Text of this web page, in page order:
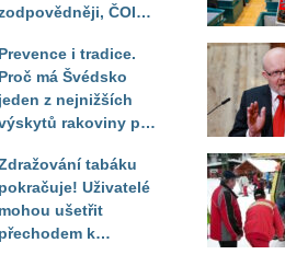
ČOI
problém v prodeji
alkoholu mladistvým
Prevence i tradice.
Proč má Švédsko
jeden z nejnižších
rakoviny plic
tabáku
pokračuje! Uživatelé
mohou ušetřit
přechodem k